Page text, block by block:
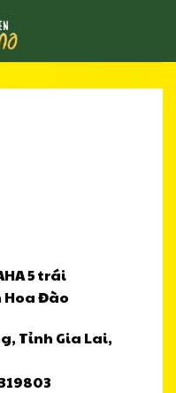
5 trái
Hoa Đào
Tỉnh Gia Lai,